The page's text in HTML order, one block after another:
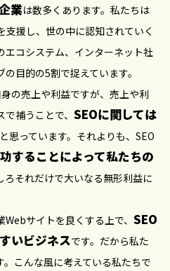
業は数多くあります。私たちは
援し、世の中に認知されていく
エコシステム、インターネット社
目的の5割で捉えています。
の売上や利益ですが、売上や利
補うことで、 SEOに関しては
思っています。それよりも、SEO
することによって私たちの
ろそれだけで大いなる無形利益に
サイトを良くする上で、 SEO
いビジネスです。だから私た
こんな風に考えている私たちで